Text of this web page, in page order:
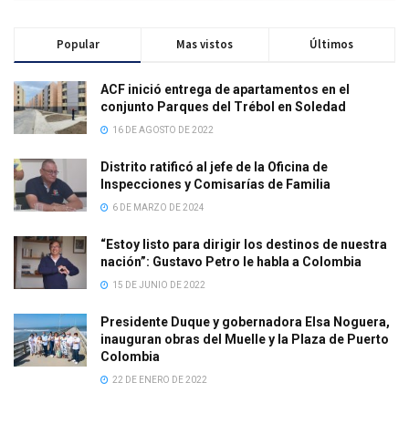
Popular Mas vistos Últimos
ACF inició entrega de apartamentos en el
conjunto Parques del Trébol en Soledad
16 DE AGOSTO DE 2022
Distrito ratificó al jefe de la Oficina de
Inspecciones y Comisarías de Familia
6 DE MARZO DE 2024
“Estoy listo para dirigir los destinos de nuestra
nación”: Gustavo Petro le habla a Colombia
15 DE JUNIO DE 2022
Presidente Duque y gobernadora Elsa Noguera,
inauguran obras del Muelle y la Plaza de Puerto
Colombia
22 DE ENERO DE 2022